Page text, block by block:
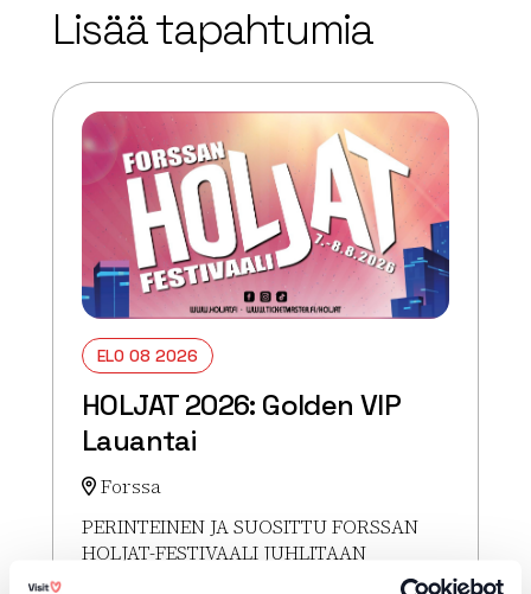
Lisää tapahtumia
ELO 08 2026
HOLJAT 2026: Golden VIP
Lauantai
Forssa
PERINTEINEN JA SUOSITTU FORSSAN
HOLJAT-FESTIVAALI JUHLITAAN